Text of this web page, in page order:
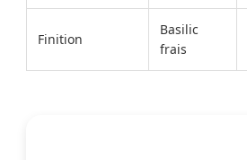
Finition
Basilic
frais